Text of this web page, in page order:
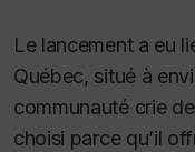
Le lancement a eu
Québec, situé à
communauté crie
choisi parce qu’il